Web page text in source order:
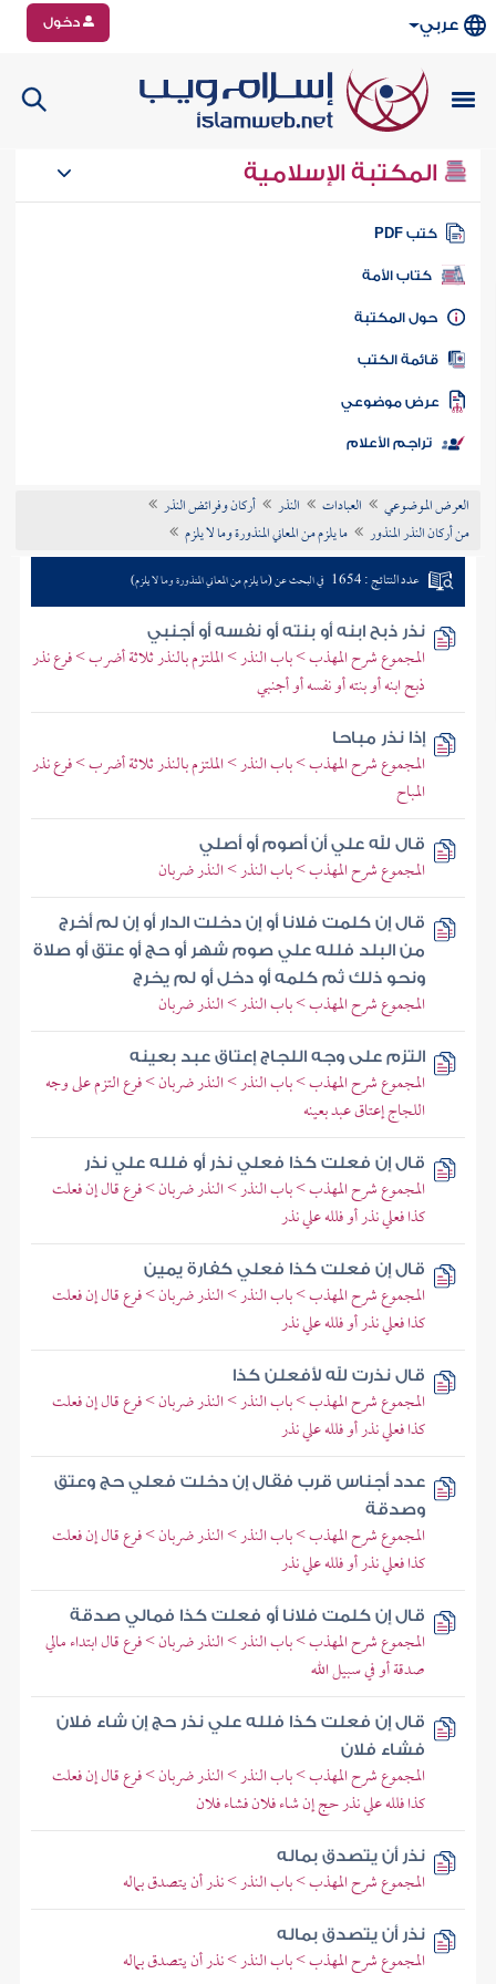
عربي دخول
المكتبة الإسلامية
كتب PDF
كتاب الأمة
المكتبة
الكتب
موضوعي
تراجم الأعلام
العرض الموضوعي العبادات النذر
أركان وفرائض النذر
من أركان النذر المنذور
ما يلزم من المعاني المنذورة وما لا يلزم
عدد النتائج : 1654 في البحث عن (ما يلزم من المعاني المنذورة وما لا يلزم)
نذر ذبح ابنه أو بنته أو نفسه أو أجنبي
المجموع شرح المهذب > باب النذر > الملتزم بالنذر ثلاثة أضرب > فرع نذر
ذبح ابنه أو بنته أو نفسه أو أجنبي
إذا نذر مباحا
المجموع شرح المهذب > باب النذر > الملتزم بالنذر ثلاثة أضرب > فرع نذر
المباح
قال لله علي أن أصوم أو أصلي
المجموع شرح المهذب > باب النذر > النذر ضربان
قال إن كلمت فلانا أو إن دخلت الدار أو إن لم أخرج
من البلد فلله علي صوم شهر أو حج أو عتق أو صلاة
ونحو ذلك ثم كلمه أو دخل أو لم يخرج
المجموع شرح المهذب > باب النذر > النذر ضربان
التزم على وجه اللجاج إعتاق عبد بعينه
المجموع شرح المهذب > باب النذر > النذر ضربان > فرع التزم على وجه
اللجاج إعتاق عبد بعينه
قال إن فعلت كذا فعلي نذر أو فلله علي نذر
المجموع شرح المهذب > باب النذر > النذر ضربان > فرع قال إن فعلت
كذا فعلي نذر أو فلله علي نذر
قال إن فعلت كذا فعلي كفارة يمين
المجموع شرح المهذب > باب النذر > النذر ضربان > فرع قال إن فعلت
كذا فعلي نذر أو فلله علي نذر
قال نذرت لله لأفعلن كذا
المجموع شرح المهذب > باب النذر > النذر ضربان > فرع قال إن فعلت
كذا فعلي نذر أو فلله علي نذر
عدد أجناس قرب فقال إن دخلت فعلي حج وعتق
وصدقة
المجموع شرح المهذب > باب النذر > النذر ضربان > فرع قال إن فعلت
كذا فعلي نذر أو فلله علي نذر
قال إن كلمت فلانا أو فعلت كذا فمالي صدقة
المجموع شرح المهذب > باب النذر > النذر ضربان > فرع قال ابتداء مالي
صدقة أو في سبيل الله
قال إن فعلت كذا فلله علي نذر حج إن شاء فلان
فشاء فلان
المجموع شرح المهذب > باب النذر > النذر ضربان > فرع قال إن فعلت
كذا فلله علي نذر حج إن شاء فلان فشاء فلان
نذر أن يتصدق بماله
المجموع شرح المهذب > باب النذر > نذر أن يتصدق بماله
نذر أن يتصدق بماله
المجموع شرح المهذب > باب النذر > نذر أن يتصدق بماله